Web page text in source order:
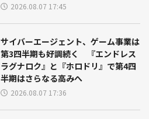
2026.08.07 17:45
サイバーエージェント、ゲーム事業は
第3四半期も好調続く 『エンドレス
ラグナロク』と『ホロドリ』で第4四
半期はさらなる高みへ
2026.08.07 17:36